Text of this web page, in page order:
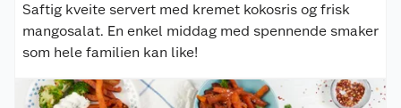
Saftig kveite servert med kremet kokosris og frisk
mangosalat. En enkel middag med spennende smaker
som hele familien kan like!